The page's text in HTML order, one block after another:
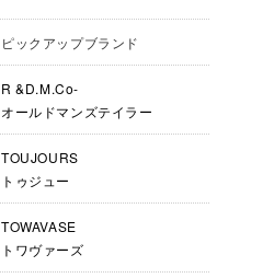
ピックアップブランド
R &D.M.Co-
オールドマンズテイラー
TOUJOURS
トゥジュー
TOWAVASE
トワヴァーズ